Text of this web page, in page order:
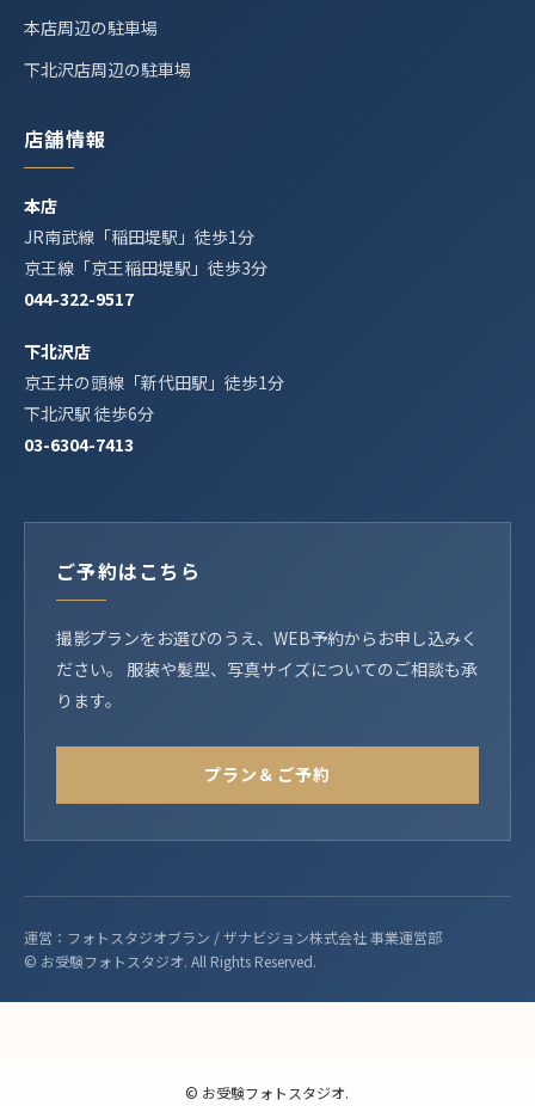
本店周辺の駐車場
下北沢店周辺の駐車場
店舗情報
本店
JR南武線「稲田堤駅」徒歩1分
京王線「京王稲田堤駅」徒歩3分
044-322-9517
下北沢店
京王井の頭線「新代田駅」徒歩1分
下北沢駅 徒歩6分
03-6304-7413
ご予約はこちら
撮影プランをお選びのうえ、WEB予約からお申し込みく
ださい。 服装や髪型、写真サイズについてのご相談も承
ります。
プラン＆ご予約
運営：フォトスタジオブラン / ザナビジョン株式会社 事業運営部
© お受験フォトスタジオ. All Rights Reserved.
© お受験フォトスタジオ.